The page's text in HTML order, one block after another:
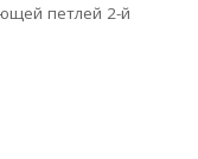
петлей 2-й